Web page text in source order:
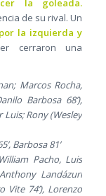
la goleada.
de su rival. Un
la izquierda y
cerraron una
Marcos Rocha,
Barbosa 68’),
Luis; Rony (Wesley
Barbosa 81’
Pacho, Luis
Landázuri
Vite 74’), Lorenzo